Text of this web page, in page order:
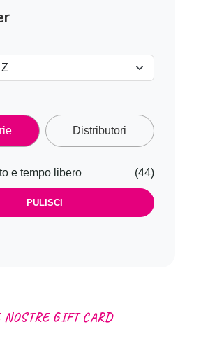
NOSTRE GIFT CARD
Distributori
e tempo libero (44)
PULISCI